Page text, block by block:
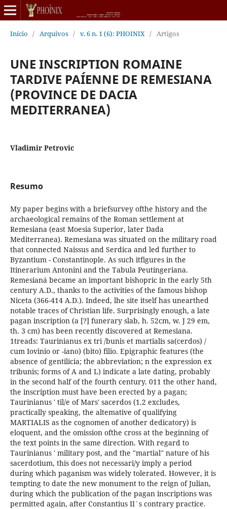
Início / Arquivos / v. 6 n. 1 (6): PHOINIX / Artigos
UNE INSCRIPTION ROMAINE
TARDIVE PAÍENNE DE REMESIANA
(PROVINCE DE DACIA
MEDITERRANEA)
Vladimir Petrovic
Resumo
My paper begins with a briefsurvey ofthe history and the
archaeological remains of the Roman settlement at
Remesiana (east Moesia Superior, later Dada
Mediterranea). Remesiana was situated on the military road
that connected Naissus and Serdica and led further to
Byzantium - Constantinople. As such itfigures in the
Itinerarium Antonini and the Tabula Peutingeriana.
Remesianá became an important bishopric in the early 5th
century A.D., thanks to the activities of the famous bishop
Niceta (366-414 A.D.). Indeed, lhe site itself has unearthed
notable traces of Christian life. Surprisingly enough, a late
pagan inscription (a [?] funerary slab, h. 52cm, w. J 29 em,
th. 3 cm) has been recently discovered at Remesiana.
1treads: Taurinianus ex tri /bunis et martialis sa(cerdos) /
cum Iovinio or -iano) (bito) filio. Epigraphic features (the
absence of gentilicia; the abbreviation; n the expression ex
tribunis; forms of A and L) indicate a late dating, probably
in the second half of the fourth century. 011 the other hand,
the inscription must have been erected by a pagan;
Taurinianus ' til/e of Mars' sacerdos (1.2 excludes,
practically speaking, the altemative of qualifying
MARTIALIS as the cognomen of another dedicatory) is
eloquent, and the omission ofthe cross at the beginning of
the text points in the same direction. With regard to
Taurinianus ' military post, and the "martial" nature of his
sacerdotium, this does not necessari/y imply a period
during which paganism was widely tolerated. However, it is
tempting to date the new monument to the reign of Julian,
during which the publication of the pagan inscriptions was
permitted again, after Constantius II´s contrary practice.